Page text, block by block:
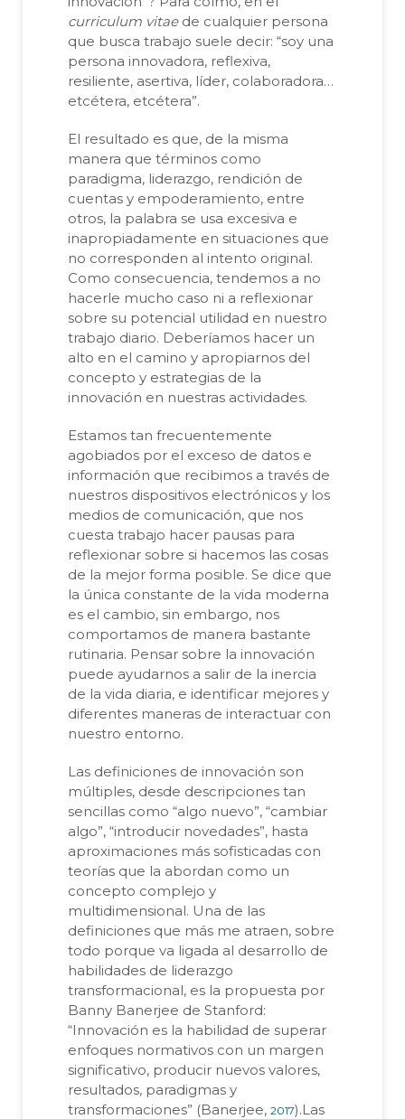
curriculum vitaede cualquier persona
que busca trabajo suele decir: “soy una
persona innovadora, reflexiva,
resiliente, asertiva, líder, colaboradora…
etcétera, etcétera”.
El resultado es que, de la misma
manera que términos como
paradigma, liderazgo, rendición de
cuentas y empoderamiento, entre
otros, la palabra se usa excesiva e
inapropiadamente en situaciones que
no corresponden al intento original.
Como consecuencia, tendemos a no
hacerle mucho caso ni a reflexionar
sobre su potencial utilidad en nuestro
trabajo diario. Deberíamos hacer un
alto en el camino y apropiarnos del
concepto y estrategias de la
innovación en nuestras actividades.
Estamos tan frecuentemente
agobiados por el exceso de datos e
información que recibimos a través de
nuestros dispositivos electrónicos y los
medios de comunicación, que nos
cuesta trabajo hacer pausas para
reflexionar sobre si hacemos las cosas
de la mejor forma posible. Se dice que
la única constante de la vida moderna
es el cambio, sin embargo, nos
comportamos de manera bastante
rutinaria. Pensar sobre la innovación
puede ayudarnos a salir de la inercia
de la vida diaria, e identificar mejores y
diferentes maneras de interactuar con
nuestro entorno.
Las definiciones de innovación son
múltiples, desde descripciones tan
sencillas como “algo nuevo”, “cambiar
algo”, “introducir novedades”, hasta
aproximaciones más sofisticadas con
teorías que la abordan como un
concepto complejo y
multidimensional. Una de las
definiciones que más me atraen, sobre
todo porque va ligada al desarrollo de
habilidades de liderazgo
transformacional, es la propuesta por
Banny Banerjee de Stanford:
“Innovación es la habilidad de superar
enfoques normativos con un margen
significativo, producir nuevos valores,
resultados, paradigmas y
transformaciones” (Banerjee, 2017).Las